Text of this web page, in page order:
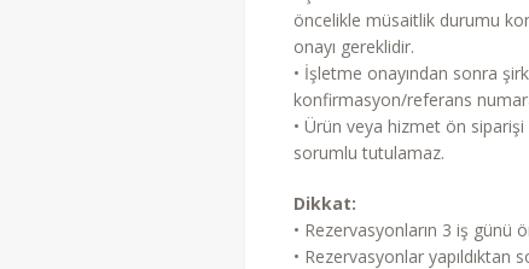
öncelikle müsaitlik durumu
onayı gereklidir.
• İşletme onayından sonra
konfirmasyon/referans
• Ürün veya hizmet ön
sorumlu tutulamaz.
Dikkat:
• Rezervasyonların 3 iş günü
• Rezervasyonlar yapıldıktan